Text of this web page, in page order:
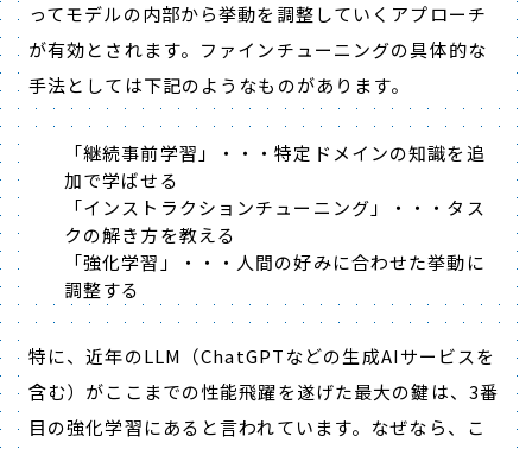
ってモデルの内部から挙動を調整していくアプローチ
が有効とされます。ファインチューニングの具体的な
手法としては下記のようなものがあります。
「継続事前学習」・・・特定ドメインの知識を追
加で学ばせる
「インストラクションチューニング」・・・タス
クの解き方を教える
「強化学習」・・・人間の好みに合わせた挙動に
調整する
特に、近年のLLM（ChatGPTなどの生成AIサービスを
含む）がここまでの性能飛躍を遂げた最大の鍵は、3番
目の強化学習にあると言われています。なぜなら、こ